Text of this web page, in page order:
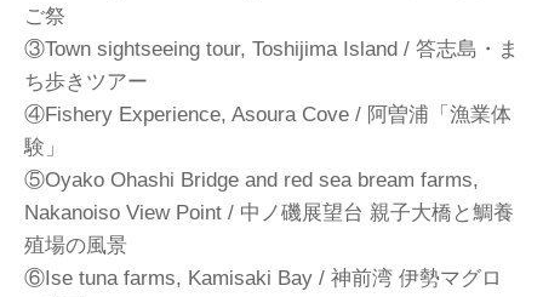
ご祭
③Town sightseeing tour, Toshijima Island / 答志島・ま
ち歩きツアー
④Fishery Experience, Asoura Cove / 阿曽浦「漁業体
験」
⑤Oyako Ohashi Bridge and red sea bream farms,
Nakanoiso View Point / 中ノ磯展望台 親子大橋と鯛養
殖場の風景
⑥Ise tuna farms, Kamisaki Bay / 神前湾 伊勢マグロ